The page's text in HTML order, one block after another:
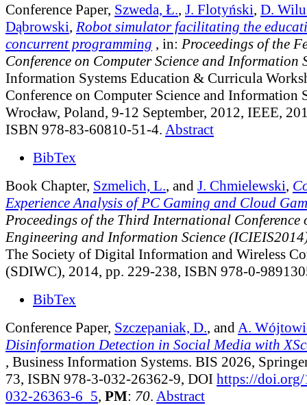
Conference Paper, Szweda, Ł., J. Flotyński, D.
Dąbrowski, Robot simulator facilitating the
concurrent programming , in: Proceedings of the
Conference on Computer Science and Information
Information Systems Education & Curricula
Conference on Computer Science and Information
Wrocław, Poland, 9-12 September, 2012, IEEE,
ISBN 978-83-60810-51-4. Abstract
BibTex
Book Chapter, Szmelich, L., and J. Chmielewski,
Experience Analysis of PC Gaming and Cloud
Proceedings of the Third International Conference
Engineering and Information Science
The Society of Digital Information and Wireless
(SDIWC), 2014, pp. 229-238, ISBN 978-0-
BibTex
Conference Paper, Szczepaniak, D., and A.
Disinformation Detection in Social Media with
, Business Information Systems. BIS 2026,
73, ISBN 978-3-032-26362-9, DOI https://
032-26363-6_5, PM: 70. Abstract